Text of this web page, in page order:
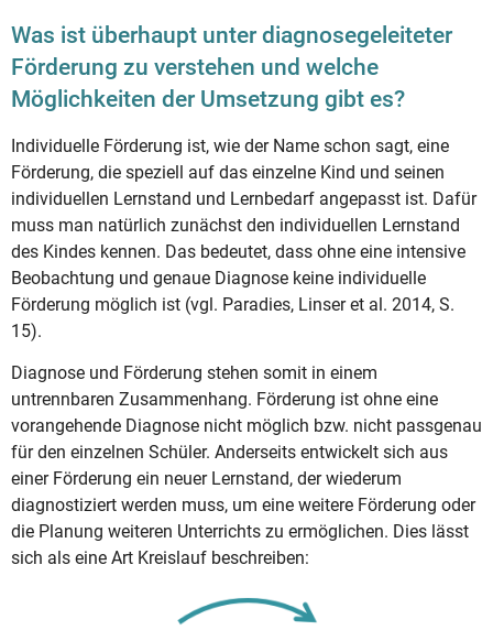
Was ist überhaupt unter diagnosegeleiteter
Förderung zu verstehen und welche
Möglichkeiten der Umsetzung gibt es?
Individuelle Förderung ist, wie der Name schon sagt, eine
Förderung, die speziell auf das einzelne Kind und seinen
individuellen Lernstand und Lernbedarf angepasst ist. Dafür
muss man natürlich zunächst den individuellen Lernstand
des Kindes kennen. Das bedeutet, dass ohne eine intensive
Beobachtung und genaue Diagnose keine individuelle
Förderung möglich ist (vgl. Paradies, Linser et al. 2014, S.
15).
Diagnose und Förderung stehen somit in einem
untrennbaren Zusammenhang. Förderung ist ohne eine
vorangehende Diagnose nicht möglich bzw. nicht passgenau
für den einzelnen Schüler. Anderseits entwickelt sich aus
einer Förderung ein neuer Lernstand, der wiederum
diagnostiziert werden muss, um eine weitere Förderung oder
die Planung weiteren Unterrichts zu ermöglichen. Dies lässt
sich als eine Art Kreislauf beschreiben: